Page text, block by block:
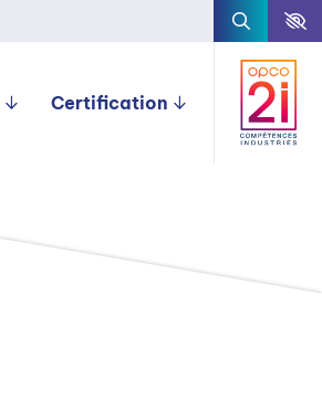
Certification